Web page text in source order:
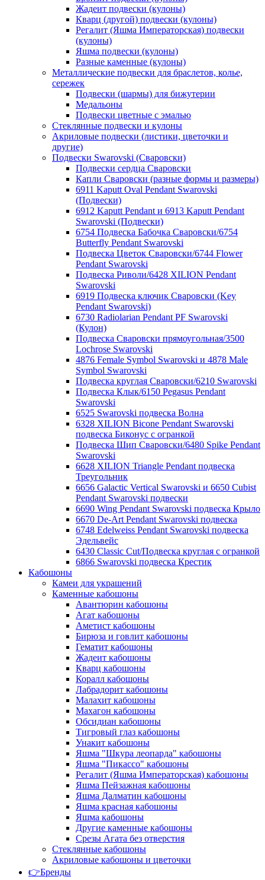
Жадеит подвески (кулоны)
Кварц (другой) подвески (кулоны)
Регалит (Яшма Императорская) подвески
(кулоны)
Яшма подвески (кулоны)
Разные каменные (кулоны)
Металлические подвески для браслетов, колье,
сережек
Подвески (шармы) для бижутерии
Медальоны
Подвески цветные с эмалью
Стеклянные подвески и кулоны
Акриловые подвески (листики, цветочки и
другие)
Подвески Swarovski (Сваровски)
Подвески сердца Сваровски
Капли Сваровски (разные формы и размеры)
6911 Kaputt Oval Pendant Swarovski
(Подвески)
6912 Kaputt Pendant и 6913 Kaputt Pendant
Swarovski (Подвески)
6754 Подвеска Бабочка Сваровски/6754
Butterfly Pendant Swarovski
Подвеска Цветок Сваровски/6744 Flower
Pendant Swarovski
Подвеска Риволи/6428 XILION Pendant
Swarovski
6919 Подвеска ключик Сваровски (Key
Pendant Swarovski)
6730 Radiolarian Pendant PF Swarovski
(Кулон)
Подвеска Сваровски прямоугольная/3500
Lochrose Swarovski
4876 Female Symbol Swarovski и 4878 Male
Symbol Swarovski
Подвеска круглая Сваровски/6210 Swarovski
Подвеска Клык/6150 Pegasus Pendant
Swarovski
6525 Swarovski подвеска Волна
6328 XILION Bicone Pendant Swarovski
подвеска Биконус c огранкой
Подвеска Шип Сваровски/6480 Spike Pendant
Swarovski
6628 XILION Triangle Pendant подвеска
Треугольник
6656 Galactic Vertical Swarovski и 6650 Cubist
Pendant Swarovski подвески
6690 Wing Pendant Swarovski подвеска Крыло
6670 De-Art Pendant Swarovski подвеска
6748 Edelweiss Pendant Swarovski подвеска
Эдельвейс
6430 Classic Cut/Подвеска круглая с огранкой
6866 Swarovski подвеска Крестик
Кабошоны
Камеи для украшений
Каменные кабошоны
Авантюрин кабошоны
Агат кабошоны
Аметист кабошоны
Бирюза и говлит кабошоны
Гематит кабошоны
Жадеит кабошоны
Кварц кабошоны
Коралл кабошоны
Лабрадорит кабошоны
Малахит кабошоны
Махагон кабошоны
Обсидиан кабошоны
Тигровый глаз кабошоны
Унакит кабошоны
Яшма "Шкура леопарда" кабошоны
Яшма "Пикассо" кабошоны
Регалит (Яшма Императорская) кабошоны
Яшма Пейзажная кабошоны
Яшма Далматин кабошоны
Яшма красная кабошоны
Яшма кабошоны
Другие каменные кабошоны
Срезы Агата без отверстия
Стеклянные кабошоны
Акриловые кабошоны и цветочки
👉Бренды